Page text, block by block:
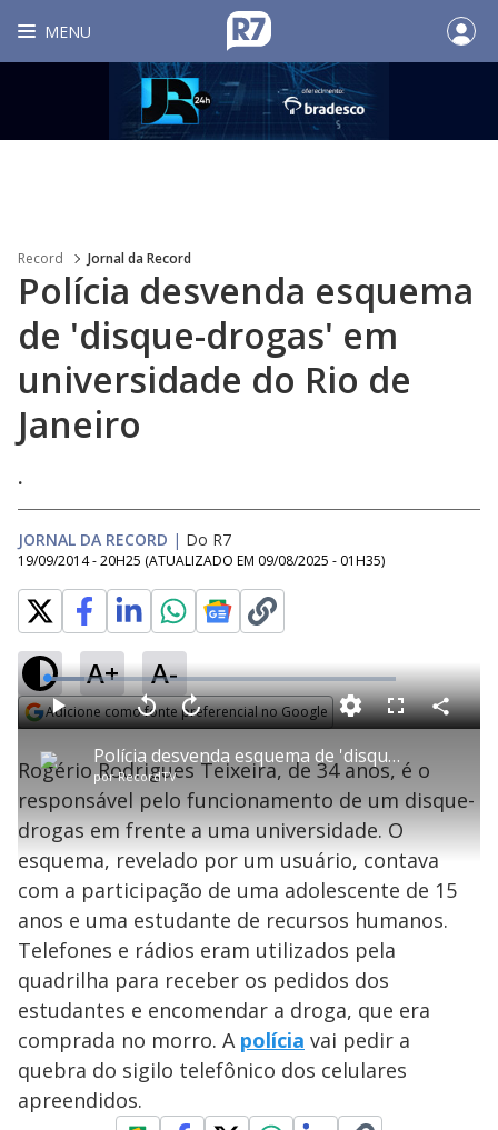
MENU
Record Jornal da Record
Polícia desvenda esquema
de 'disque-drogas' em
universidade do Rio de
Janeiro
.
JORNAL DA RECORD | Do R7
19/09/2014 - 20H25 (ATUALIZADO EM 09/08/2025 - 01H35)
A+ A-
Adicione como fonte preferencial no Google
P
l
a
y
V
i
Polícia desvenda esquema de 'disque-drogas' em universidade do Rio de Janeiro
porRecordTV
P V
a
r
0
e
g
n
d
s
A
n
ç
a
r
1
u
n
d
o
s
M
u
d
o
L
o
a
d
e
0
.
9
6
F
l
e
n
C
o
i
l
Rogério Rodrigues Teixeira, de 34 anos, é o
responsável pelo funcionamento de um disque-
drogas em frente a uma universidade. O
esquema, revelado por um usuário, contava
com a participação de uma adolescente de 15
anos e uma estudante de recursos humanos.
Telefones e rádios eram utilizados pela
quadrilha para receber os pedidos dos
estudantes e encomendar a droga, que era
comprada no morro. A polícia vai pedir a
quebra do sigilo telefônico dos celulares
apreendidos.